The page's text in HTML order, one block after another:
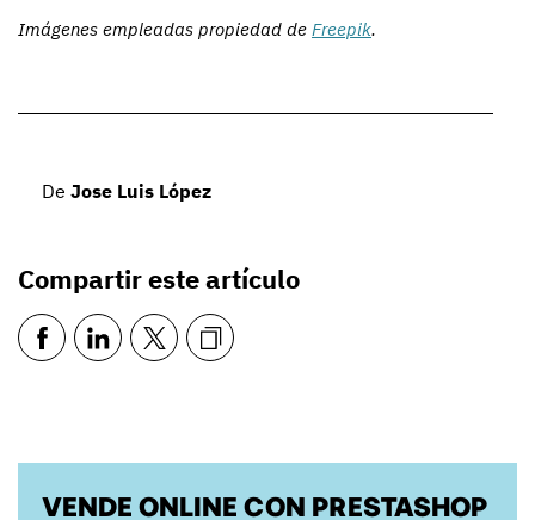
Imágenes empleadas propiedad de Freepik.
De Jose Luis López
Compartir este artículo
VENDE ONLINE CON PRESTASHOP